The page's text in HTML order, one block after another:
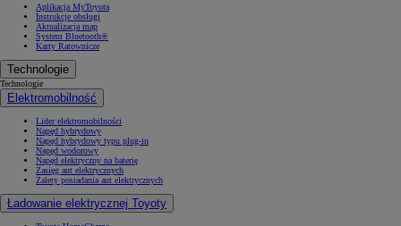
Aplikacja MyToyota
Instrukcje obsługi
Aktualizacja map
System Bluetooth®
Karty Ratownicze
Technologie
Technologie
Elektromobilność
Lider elektromobilności
Napęd hybrydowy
Napęd hybrydowy typu plug-in
Napęd wodorowy
Napęd elektryczny na baterię
Zasięg aut elektrycznych
Zalety posiadania aut elektrycznych
Ładowanie elektrycznej Toyoty